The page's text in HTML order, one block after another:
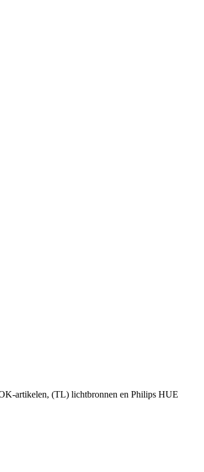
artikelen, (TL) lichtbronnen en Philips HUE